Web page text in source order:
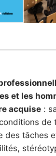
et les
acquise :
de
des tâches